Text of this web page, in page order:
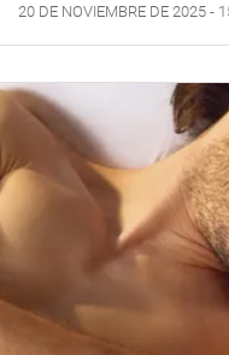
20 DE NOVIEMBRE DE 2025 -